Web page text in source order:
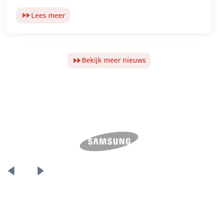
Lees meer
Bekijk meer nieuws